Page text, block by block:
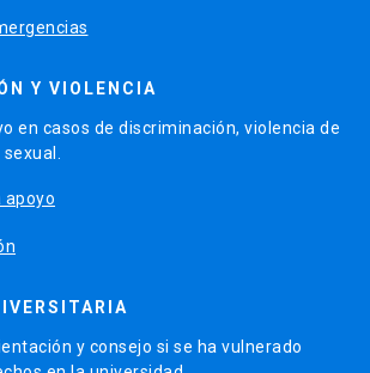
Y VIOLENCIA
en casos de discriminación, violencia de
apoyo
y consejo si se ha vulnerado